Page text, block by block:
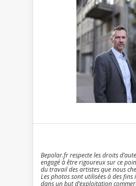
Bepolar.fr respecte les droits
engagé à être rigoureux sur ce
du travail des artistes que nous
Les photos sont utilisées à des
dans un but d’exploitation